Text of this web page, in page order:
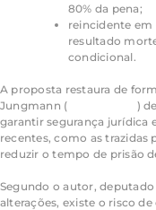
80% da pena;
reincidente
resultado
condicional.
A proposta restaura de
Jungmann (
)
garantir segurança jurídica
recentes, como as trazidas
reduzir o tempo de prisão
Segundo o autor, deputado
alterações, existe o risco